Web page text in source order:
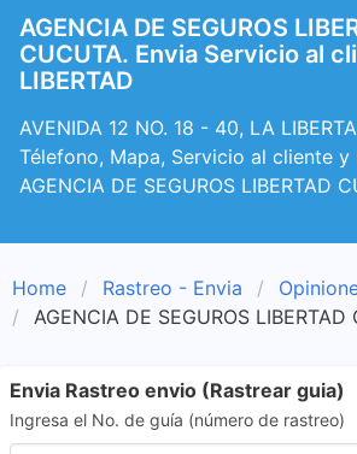
AGENCIA DE SEGUROS
CUCUTA. Envia Servicio al
LIBERTAD
AVENIDA 12 NO. 18 - 40, LA
Télefono, Mapa, Servicio al cliente y
AGENCIA DE SEGUROS LIBERTAD
Home Rastreo - Envia
AGENCIA DE SEGUROS
Envia Rastreo envio (Rastrear guia)
Ingresa el No. de guía (número de rastreo)